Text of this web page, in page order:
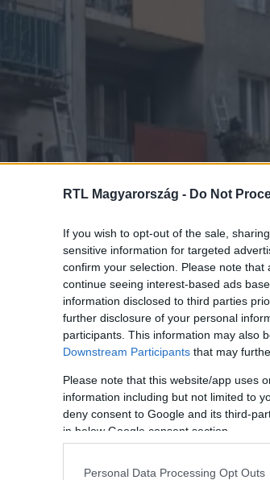
RTL Magyarország - Do Not
If you wish to opt-out of the sale,
sensitive information for targeted
confirm your selection. Please note
continue seeing interest-based ads
information disclosed to third parties
further disclosure of your personal
participants. This information may also
Downstream Participants that may
Please note that this website/app uses
information including but not limited to
deny consent to Google and its third-
in below Google consent section.
Personal Data Processing Opt Outs